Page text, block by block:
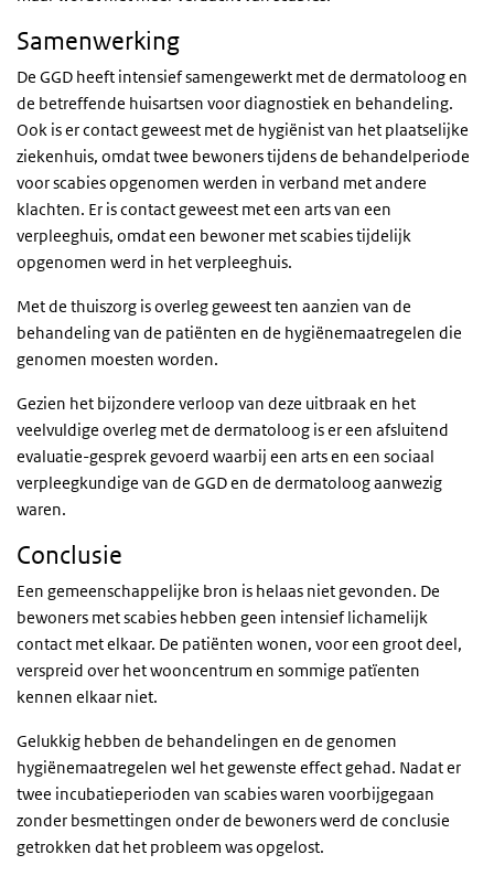
Samenwerking
De GGD heeft intensief samengewerkt met de dermatoloog en
de betreffende huisartsen voor diagnostiek en behandeling.
Ook is er contact geweest met de hygiënist van het plaatselijke
ziekenhuis, omdat twee bewoners tijdens de behandelperiode
voor scabies opgenomen werden in verband met andere
klachten. Er is contact geweest met een arts van een
verpleeghuis, omdat een bewoner met scabies tijdelijk
opgenomen werd in het verpleeghuis.
Met de thuiszorg is overleg geweest ten aanzien van de
behandeling van de patiënten en de hygiënemaatregelen die
genomen moesten worden.
Gezien het bijzondere verloop van deze uitbraak en het
veelvuldige overleg met de dermatoloog is er een afsluitend
evaluatie-gesprek gevoerd waarbij een arts en een sociaal
verpleegkundige van de GGD en de dermatoloog aanwezig
waren.
Conclusie
Een gemeenschappelijke bron is helaas niet gevonden. De
bewoners met scabies hebben geen intensief lichamelijk
contact met elkaar. De patiënten wonen, voor een groot deel,
verspreid over het wooncentrum en sommige patïenten
kennen elkaar niet.
Gelukkig hebben de behandelingen en de genomen
hygiënemaatregelen wel het gewenste effect gehad. Nadat er
twee incubatieperioden van scabies waren voorbijgegaan
zonder besmettingen onder de bewoners werd de conclusie
getrokken dat het probleem was opgelost.